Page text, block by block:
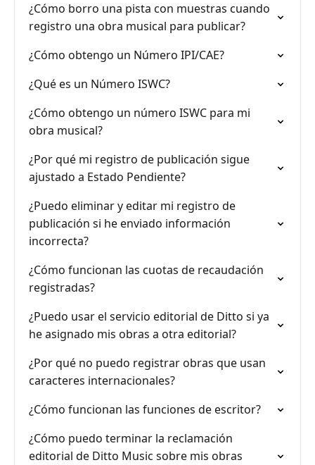
¿Cómo borro una pista con muestras cuando
registro una obra musical para publicar?
¿Cómo obtengo un Número IPI/CAE?
¿Qué es un Número ISWC?
¿Cómo obtengo un número ISWC para mi
obra musical?
¿Por qué mi registro de publicación sigue
ajustado a Estado Pendiente?
¿Puedo eliminar y editar mi registro de
publicación si he enviado información
incorrecta?
¿Cómo funcionan las cuotas de recaudación
registradas?
¿Puedo usar el servicio editorial de Ditto si ya
he asignado mis obras a otra editorial?
¿Por qué no puedo registrar obras que usan
caracteres internacionales?
¿Cómo funcionan las funciones de escritor?
¿Cómo puedo terminar la reclamación
editorial de Ditto Music sobre mis obras